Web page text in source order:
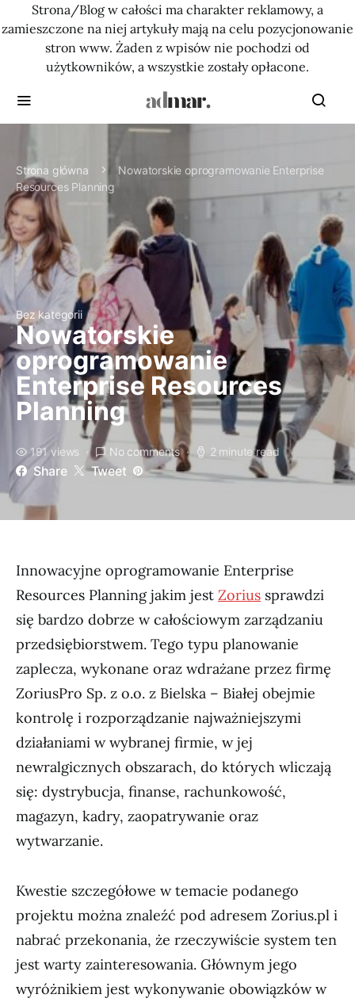
Strona/Blog w całości ma charakter reklamowy, a
zamieszczone na niej artykuły mają na celu pozycjonowanie
stron www. Żaden z wpisów nie pochodzi od
użytkowników, a wszystkie zostały opłacone.
Strona główna
Nowatorskie oprogramowanie Enterprise
Resources Planning
Bez kategorii
Nowatorskie
oprogramowanie
Enterprise Resources
Planning
191 views No comments 2 minute read
Share Tweet
Innowacyjne oprogramowanie Enterprise
Resources Planning jakim jest Zorius sprawdzi
się bardzo dobrze w całościowym zarządzaniu
przedsiębiorstwem. Tego typu planowanie
zaplecza, wykonane oraz wdrażane przez firmę
ZoriusPro Sp. z o.o. z Bielska – Białej obejmie
kontrolę i rozporządzanie najważniejszymi
działaniami w wybranej firmie, w jej
newralgicznych obszarach, do których wliczają
się: dystrybucja, finanse, rachunkowość,
magazyn, kadry, zaopatrywanie oraz
wytwarzanie.
Kwestie szczegółowe w temacie podanego
projektu można znaleźć pod adresem Zorius.pl i
nabrać przekonania, że rzeczywiście system ten
jest warty zainteresowania. Głównym jego
wyróżnikiem jest wykonywanie obowiązków w